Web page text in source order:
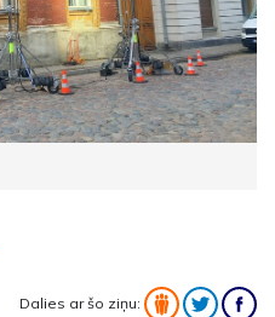
Dalies ar šo ziņu: